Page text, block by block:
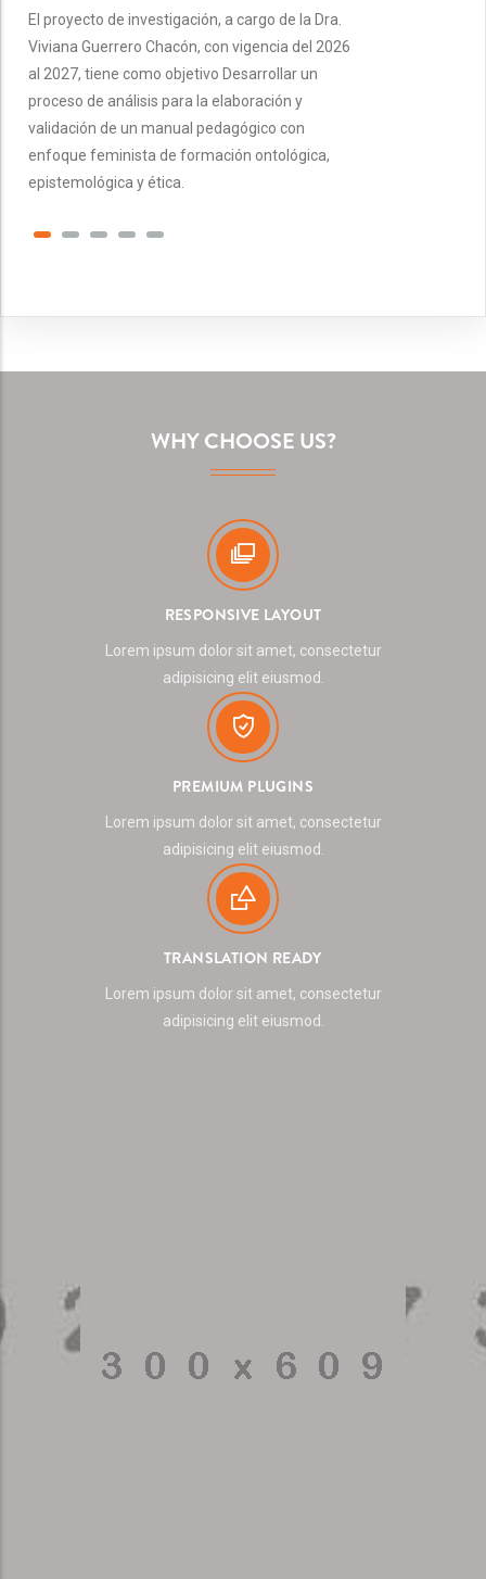
El proyecto de investigación, a cargo de la Dra.
Viviana Guerrero Chacón, con vigencia del 2026
al 2027, tiene como objetivo Desarrollar un
proceso de análisis para la elaboración y
validación de un manual pedagógico con
enfoque feminista de formación ontológica,
epistemológica y ética.
WHY CHOOSE US?
RESPONSIVE LAYOUT
Lorem ipsum dolor sit amet, consectetur
adipisicing elit eiusmod.
PREMIUM PLUGINS
Lorem ipsum dolor sit amet, consectetur
adipisicing elit eiusmod.
TRANSLATION READY
Lorem ipsum dolor sit amet, consectetur
adipisicing elit eiusmod.